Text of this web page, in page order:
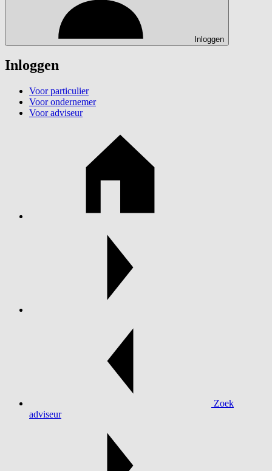
Inloggen
Inloggen
Voor particulier
Voor ondernemer
Voor adviseur
Zoek
adviseur